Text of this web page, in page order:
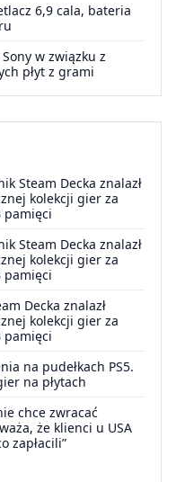
6,9 cala, bateria
w związku z
płyt z grami
Steam Decka znalazł
kolekcji gier za
pamięci
Steam Decka znalazł
kolekcji gier za
pamięci
Decka znalazł
kolekcji gier za
pamięci
na pudełkach PS5.
na płytach
chce zwracać
że klienci u USA
zapłacili”